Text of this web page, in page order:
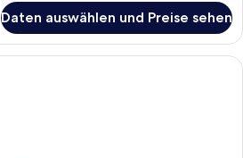
Daten auswählen und Preise sehen
Ein Hotelzimmer mit zwei Betten,